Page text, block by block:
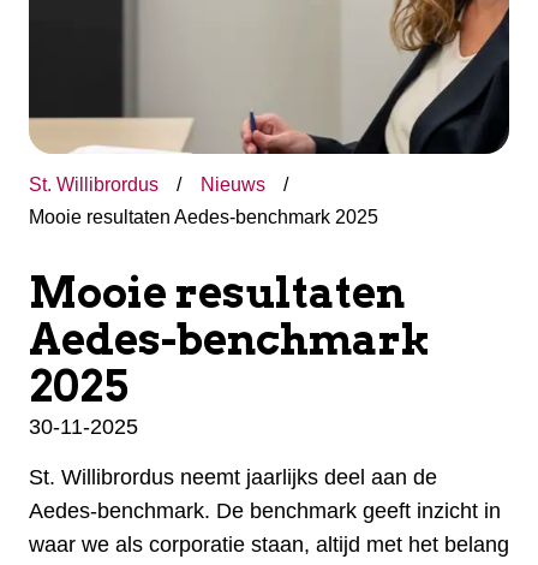
St. Willibrordus
Nieuws
Mooie resultaten Aedes-benchmark 2025
Mooie resultaten
Aedes-benchmark
2025
30-11-2025
St. Willibrordus neemt jaarlijks deel aan de
Aedes-benchmark. De benchmark geeft inzicht in
waar we als corporatie staan, altijd met het belang